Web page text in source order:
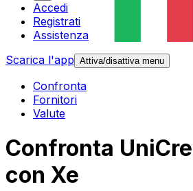
Accedi
Registrati
Assistenza
Scarica l'app Attiva/disattiva menu
Confronta
Fornitori
Valute
Confronta
con Xe